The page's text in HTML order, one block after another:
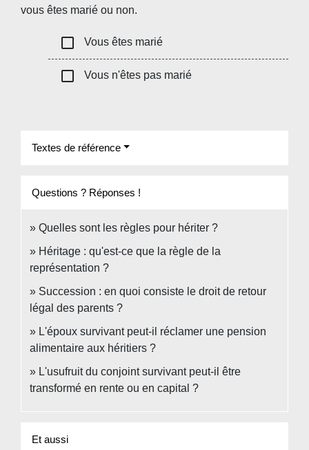
vous êtes marié ou non.
check_box_outline_blank Vous êtes marié
check_box_outline_blank Vous n'êtes pas marié
Textes de référence
Questions ? Réponses !
Quelles sont les règles pour hériter ?
Héritage : qu'est-ce que la règle de la
représentation ?
Succession : en quoi consiste le droit de retour
légal des parents ?
L'époux survivant peut-il réclamer une pension
alimentaire aux héritiers ?
L'usufruit du conjoint survivant peut-il être
transformé en rente ou en capital ?
Et aussi